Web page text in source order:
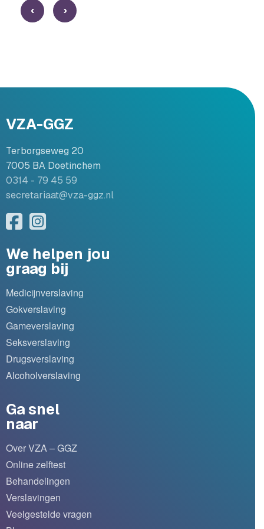
‹ ›
VZA-GGZ
Terborgseweg 20
7005 BA Doetinchem
0314 - 79 45 59
secretariaat@vza-ggz.nl
We helpen jou
graag bij
Medicijnverslaving
Gokverslaving
Gameverslaving
Seksverslaving
Drugsverslaving
Alcoholverslaving
Ga snel
naar
Over VZA – GGZ
Online zelftest
Behandelingen
Verslavingen
Veelgestelde vragen